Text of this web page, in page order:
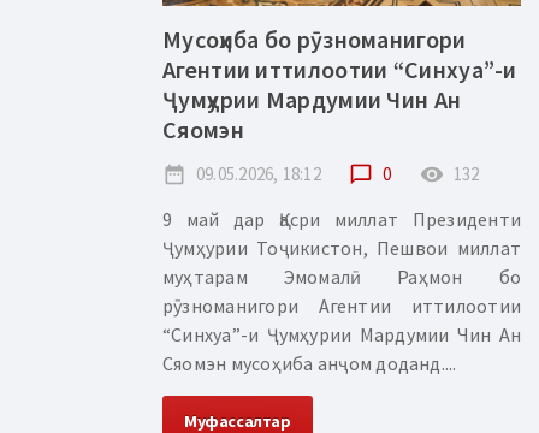
Мусоҳиба бо рӯзноманигори
Агентии иттилоотии “Синхуа”-и
Ҷумҳурии Мардумии Чин Ан
Сяомэн
date_range 09.05.2026, 18:12 chat_bubble_outline 0 remove_red_eye 132
9 май дар Қасри миллат Президенти
Ҷумҳурии Тоҷикистон, Пешвои миллат
муҳтарам Эмомалӣ Раҳмон бо
рӯзноманигори Агентии иттилоотии
“Синхуа”-и Ҷумҳурии Мардумии Чин Ан
Сяомэн мусоҳиба анҷом доданд....
Муфассалтар